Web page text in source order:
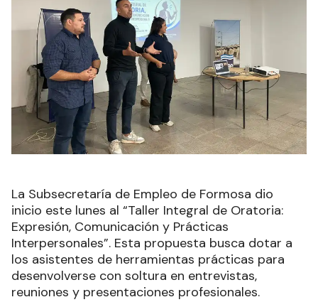
La Subsecretaría de Empleo de Formosa dio
inicio este lunes al “Taller Integral de Oratoria:
Expresión, Comunicación y Prácticas
Interpersonales”. Esta propuesta busca dotar a
los asistentes de herramientas prácticas para
desenvolverse con soltura en entrevistas,
reuniones y presentaciones profesionales.